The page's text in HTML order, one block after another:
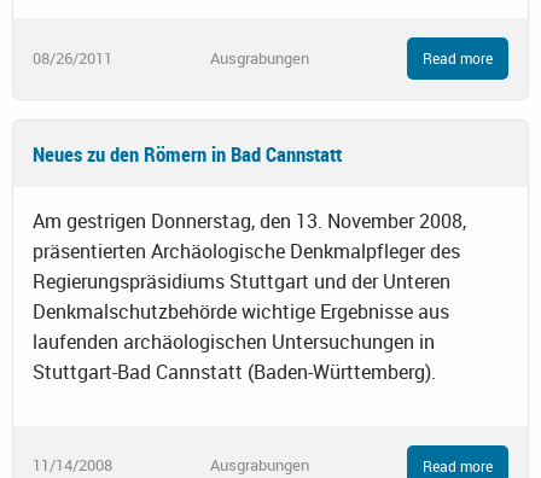
08/26/2011 Ausgrabungen Read more
Neues zu den Römern in Bad Cannstatt
Am gestrigen Donnerstag, den 13. November 2008,
präsentierten Archäologische Denkmalpfleger des
Regierungspräsidiums Stuttgart und der Unteren
Denkmalschutzbehörde wichtige Ergebnisse aus
laufenden archäologischen Untersuchungen in
Stuttgart-Bad Cannstatt (Baden-Württemberg).
11/14/2008 Ausgrabungen Read more